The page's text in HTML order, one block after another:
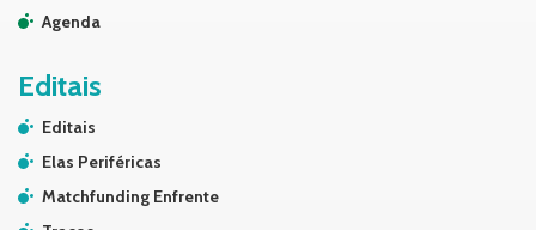
Agenda
Editais
Editais
Elas Periféricas
Matchfunding Enfrente